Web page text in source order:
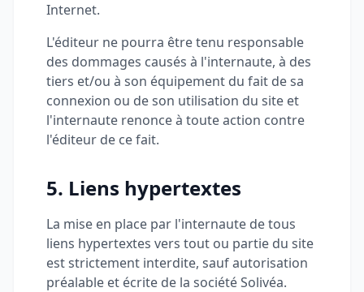
Internet.
L'éditeur ne pourra être tenu responsable
des dommages causés à l'internaute, à des
tiers et/ou à son équipement du fait de sa
connexion ou de son utilisation du site et
l'internaute renonce à toute action contre
l'éditeur de ce fait.
5. Liens hypertextes
La mise en place par l'internaute de tous
liens hypertextes vers tout ou partie du site
est strictement interdite, sauf autorisation
préalable et écrite de la société Solivéa.